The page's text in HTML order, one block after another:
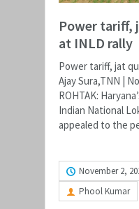
Power tariff,
at INLD rally
Power tariff, jat
Ajay Sura,TNN |
ROHTAK:
Indian National
appealed to the
November 2,
Phool Kumar